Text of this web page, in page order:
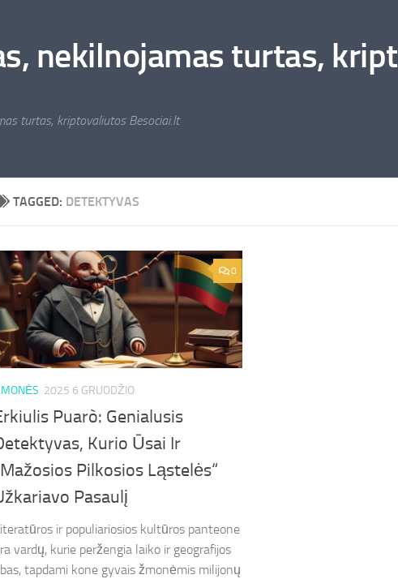
nekilnojamas turtas,
turtas, kriptovaliutos Besociai.lt
TAGGED: DETEKTYVAS
0
2025 6 GRUODŽIO
Puarò: Genialusis
Kurio Ūsai Ir
Pilkosios Ląstelės“
Pasaulį
ir populiariosios kultūros panteone
vardų, kurie peržengia laiko ir geografijos
tapdami kone gyvais žmonėmis milijonų